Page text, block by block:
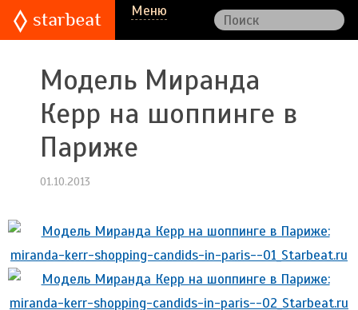
Меню
Модель Миранда
Керр на шоппинге в
Париже
01.10.2013